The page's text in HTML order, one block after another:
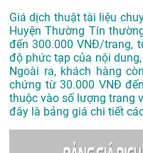
Giá dịch thuật tài liệu
Huyện Thường Tín
đến 300.000 VNĐ/trang,
độ phức tạp của nội
Ngoài ra, khách hàng
chứng từ 30.000 VNĐ
thuộc vào số lượng trang
đây là bảng giá chi tiết